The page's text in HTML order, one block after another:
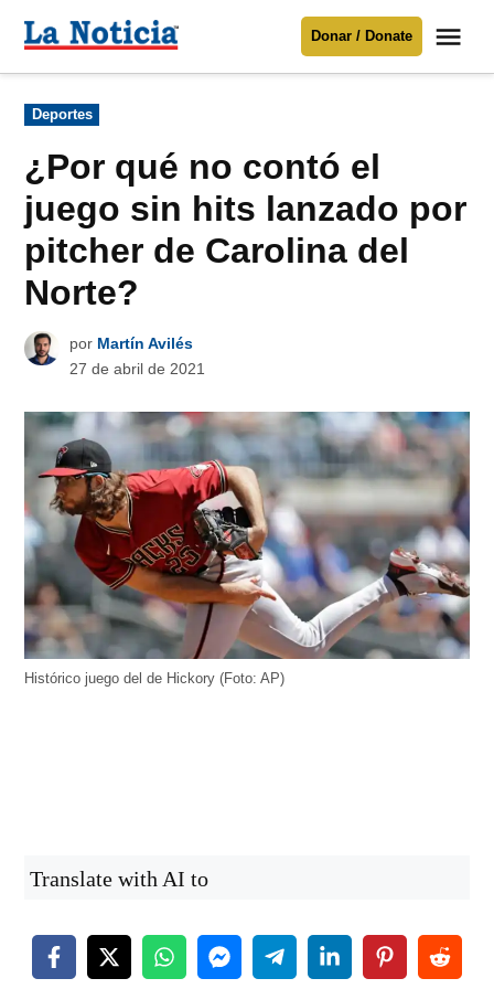
Para mantenerte informado necesitamos
Donar
contenido
Noticia
Donar / Donate
Publicado
en
Deportes
¿Por qué no contó el
juego sin hits lanzado por
pitcher de Carolina del
Norte?
por Martín Avilés
27 de abril de 2021
Histórico juego del de Hickory (Foto: AP)
Translate with AI to